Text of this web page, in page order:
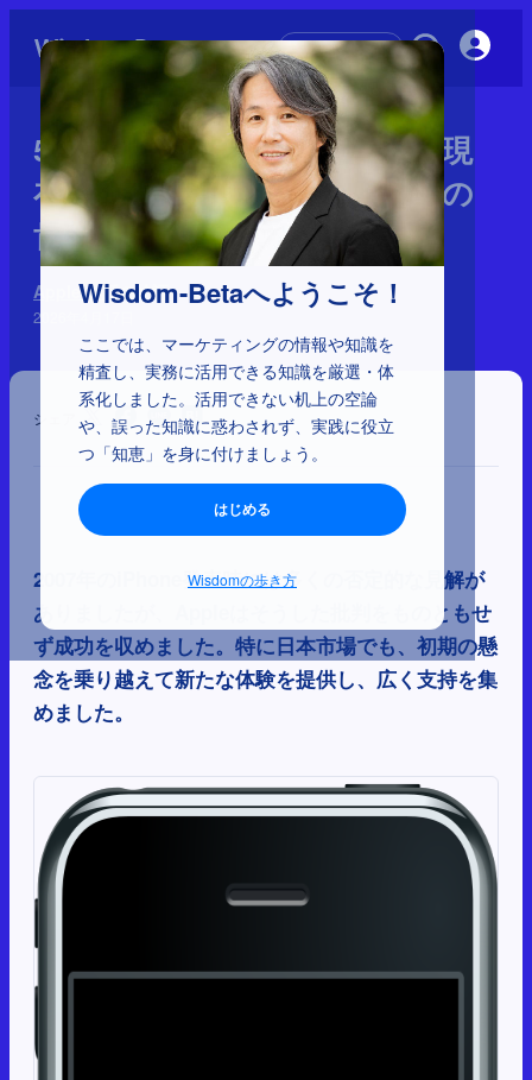
Wisdom-Betaへようこそ！
ここでは、マーケティングの情報や知識を
精査し、実務に活用できる知識を厳選・体
系化しました。活用できない机上の空論
や、誤った知識に惑わされず、実践に役立
つ「知恵」を身に付けましょう。
はじめる
Wisdomの歩き方
初めての方へ
5-1-30：iPhoneへの反応：「現
在からの否定」と「未来からの
肯定」
Apple 神話の検証
2026年4月17日
シェア
2007年のiPhone発表時には多くの否定的な見解が
ありましたが、Appleはそうした批判をものともせ
ず成功を収めました。特に日本市場でも、初期の懸
念を乗り越えて新たな体験を提供し、広く支持を集
めました。